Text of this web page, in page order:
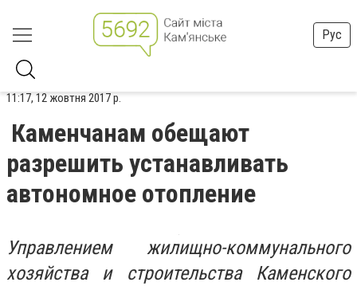
Рус
11:17, 12 жовтня 2017 р.
Каменчанам обещают
разрешить устанавливать
автономное отопление
Управлением жилищно-коммунального
хозяйства и строительства Каменского